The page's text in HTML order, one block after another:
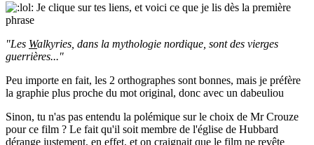
Je clique sur tes liens, et voici ce que je lis dès la première
phrase
"Les Walkyries, dans la mythologie nordique, sont des vierges
guerrières..."
Peu importe en fait, les 2 orthographes sont bonnes, mais je préfère
la graphie plus proche du mot original, donc avec un dabeuliou
Sinon, tu n'as pas entendu la polémique sur le choix de Mr Crouze
pour ce film ? Le fait qu'il soit membre de l'église de Hubbard
dérange justement, en effet, et on craignait que le film ne revête